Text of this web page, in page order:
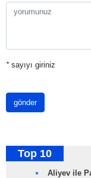
*sayıyı giriniz
gönder
Top 10
Aliyev ile